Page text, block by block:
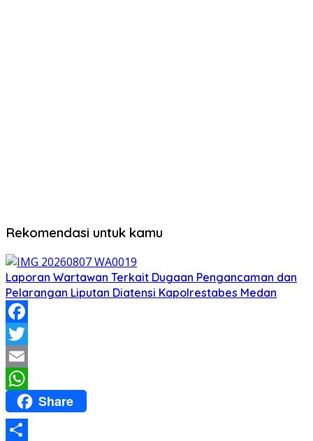
Rekomendasi untuk kamu
Laporan Wartawan Terkait Dugaan Pengancaman dan
Pelarangan Liputan Diatensi Kapolrestabes Medan
Facebook
Twitter
Email
WhatsApp
Share